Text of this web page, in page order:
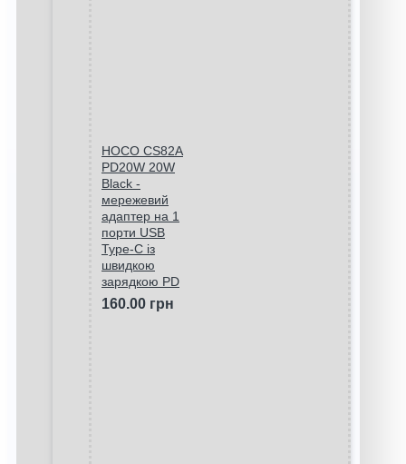
HOCO CS82A
PD20W 20W
Black -
мережевий
адаптер на 1
порти USB
Type-C із
швидкою
зарядкою PD
160.00 грн